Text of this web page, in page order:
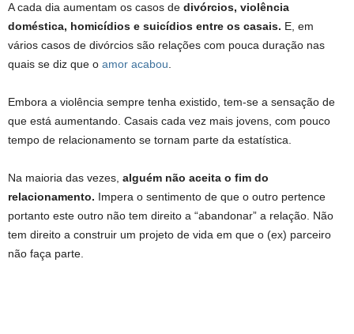
A cada dia aumentam os casos de divórcios, violência
doméstica, homicídios e suicídios entre os casais. E, em
vários casos de divórcios são relações com pouca duração nas
quais se diz que o amor acabou
Embora a violência sempre tenha existido, tem-se a sensação de
que está aumentando. Casais cada vez mais jovens, com pouco
tempo de relacionamento se tornam parte da estatística.
Na maioria das vezes, alguém não aceita o fim do
relacionamento. Impera o sentimento de que o outro pertence
portanto este outro não tem direito a “abandonar” a relação. Não
tem direito a construir um projeto de vida em que o (ex) parceiro
não faça parte.